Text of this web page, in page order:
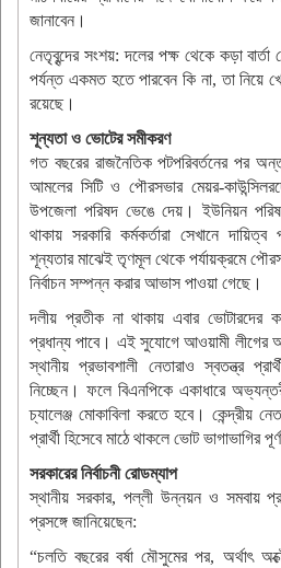
জানাবেন।
নেতৃবৃন্দের সংশয়: দলের পক্ষ থেকে কড়া বার্তা
পর্যন্ত একমত হতে পারবেন কি না, তা নিয়ে
রয়েছে।
শূন্যতা ও ভোটের সমীকরণ
গত বছরের রাজনৈতিক পটপরিবর্তনের পর
আমলের সিটি ও পৌরসভার মেয়র-
উপজেলা পরিষদ ভেঙে দেয়। ইউনিয়ন
থাকায় সরকারি কর্মকর্তারা সেখানে
শূন্যতার মাঝেই তৃণমূল থেকে পর্যায়ক্রমে
নির্বাচন সম্পন্ন করার আভাস পাওয়া গেছে।
দলীয় প্রতীক না থাকায় এবার ভোটারদের
প্রধান্য পাবে। এই সুযোগে আওয়ামী লীগের
স্থানীয় প্রভাবশালী নেতারাও স্বতন্ত্র
নিচ্ছেন। ফলে বিএনপিকে একাধারে
চ্যালেঞ্জ মোকাবিলা করতে হবে। কেন্দ্রীয়
প্রার্থী হিসেবে মাঠে থাকলে ভোট ভাগাভাগির
সরকারের নির্বাচনী রোডম্যাপ
স্থানীয় সরকার, পল্লী উন্নয়ন ও সমবায়
প্রসঙ্গে জানিয়েছেন:
“চলতি বছরের বর্ষা মৌসুমের পর, অর্থাৎ